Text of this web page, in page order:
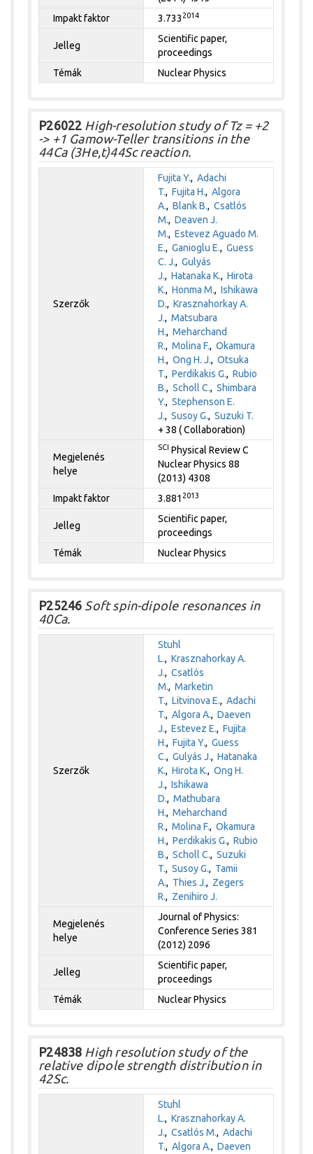
Impakt faktor
3.733 2014
Jelleg
Scientific paper,
proceedings
Témák
Nuclear Physics
P26022 High-resolution study of Tz = +2
-> +1 Gamow-Teller transitions in the
44Ca (3He,t)44Sc reaction.
Szerzők
Fujita Y.,Adachi
T.,Fujita H.,Algora
A.,Blank B.,Csatlós
M.,Deaven J.
M.,Estevez Aguado M.
E.,Ganioglu E.,Guess
C. J.,Gulyás
J.,Hatanaka K.,Hirota
K.,Honma M.,Ishikawa
D.,Krasznahorkay A.
J.,Matsubara
H.,Meharchand
R.,Molina F.,Okamura
H.,Ong H. J.,Otsuka
T.,Perdikakis G.,Rubio
B.,Scholl C.,Shimbara
Y.,Stephenson E.
J.,Susoy G.,Suzuki T.
+ 38 ( Collaboration)
Megjelenés
helye
SCI Physical Review C
Nuclear Physics 88
(2013) 4308
Impakt faktor
3.881 2013
Jelleg
Scientific paper,
proceedings
Témák
Nuclear Physics
P25246 Soft spin-dipole resonances in
40Ca.
Szerzők
Stuhl
L.,Krasznahorkay A.
J.,Csatlós
M.,Marketin
T.,Litvinova E.,Adachi
T.,Algora A.,Daeven
J.,Estevez E.,Fujita
H.,Fujita Y.,Guess
C.,Gulyás J.,Hatanaka
K.,Hirota K.,Ong H.
J.,Ishikawa
D.,Mathubara
H.,Meharchand
R.,Molina F.,Okamura
H.,Perdikakis G.,Rubio
B.,Scholl C.,Suzuki
T.,Susoy G., Tamii
A., Thies J., Zegers
R., Zenihiro J.
Megjelenés
helye
Journal of Physics:
Conference Series 381
(2012) 2096
Jelleg
Scientific paper,
proceedings
Témák
Nuclear Physics
P24838 High resolution study of the
relative dipole strength distribution in
42Sc.
Stuhl
L.,Krasznahorkay A.
J.,Csatlós M.,Adachi
T.,Algora A.,Daeven